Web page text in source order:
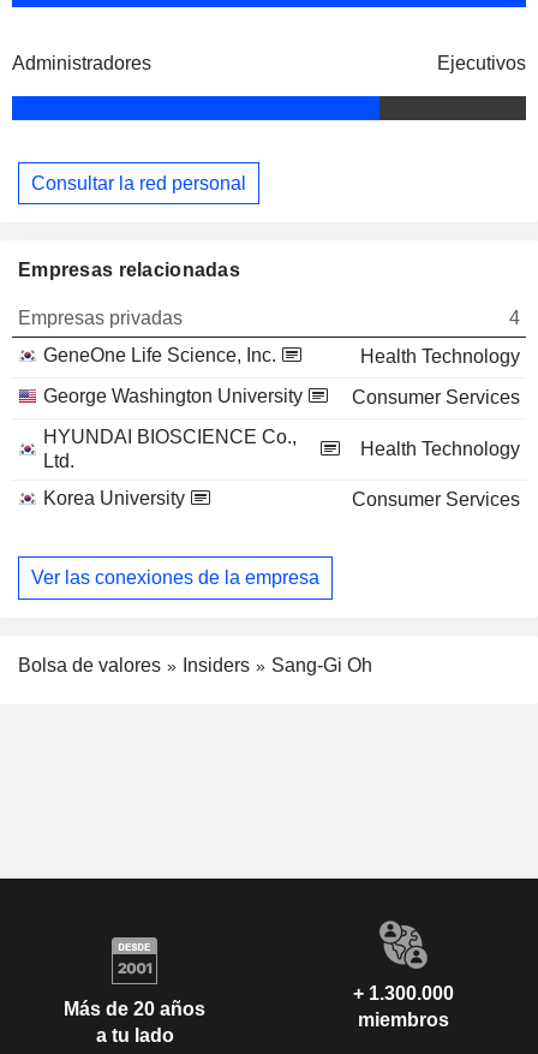
Administradores Ejecutivos
Consultar la red personal
Empresas relacionadas
Empresas privadas
4
GeneOne Life Science, Inc.
Health Technology
George Washington University
Consumer Services
HYUNDAI BIOSCIENCE Co.,
Ltd.
Health Technology
Korea University Consumer Services
Ver las conexiones de la empresa
Bolsa de valores Insiders Sang-Gi Oh
Más de 20 años
a tu lado
+ 1.300.000
miembros